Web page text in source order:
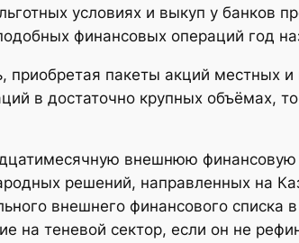
условиях и выкуп у банков
финансовых операций год
приобретая пакеты акций местных
в достаточно крупных объёмах, то
внешнюю финансовую
решений, направленных на
внешнего финансового списка в
на теневой сектор, если он не